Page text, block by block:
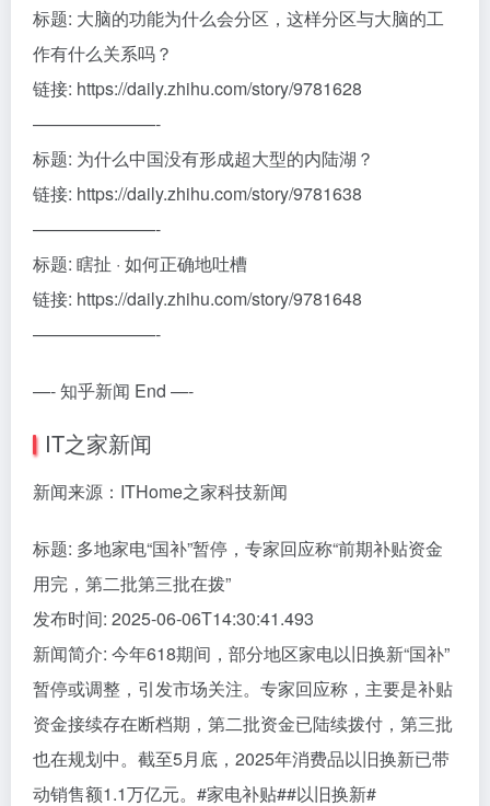
标题: 大脑的功能为什么会分区，这样分区与大脑的工
作有什么关系吗？
链接: https://daily.zhihu.com/story/9781628
———————-
标题: 为什么中国没有形成超大型的内陆湖？
链接: https://daily.zhihu.com/story/9781638
———————-
标题: 瞎扯 · 如何正确地吐槽
链接: https://daily.zhihu.com/story/9781648
———————-
—- 知乎新闻 End —-
IT之家新闻
新闻来源：ITHome之家科技新闻
标题: 多地家电“国补”暂停，专家回应称“前期补贴资金
用完，第二批第三批在拨”
发布时间: 2025-06-06T14:30:41.493
新闻简介: 今年618期间，部分地区家电以旧换新“国补”
暂停或调整，引发市场关注。专家回应称，主要是补贴
资金接续存在断档期，第二批资金已陆续拨付，第三批
也在规划中。截至5月底，2025年消费品以旧换新已带
动销售额1.1万亿元。#家电补贴##以旧换新#